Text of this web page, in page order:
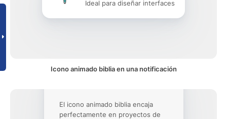
Ideal para diseñar interfaces
Icono animado biblia en una notificación
El icono animado biblia encaja
perfectamente en proyectos de